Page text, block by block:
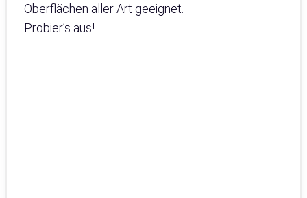
Oberflächen aller Art geeignet.
Probier’s aus!